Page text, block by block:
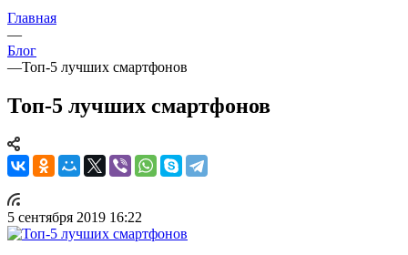
Главная
—
Блог
—Топ-5 лучших смартфонов
Топ-5 лучших смартфонов
5 сентября 2019 16:22